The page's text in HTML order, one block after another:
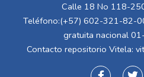
Calle 18 No 118-
Teléfono:(+57) 602-321-82-
gratuita nacional
Contacto repositorio Vitela: